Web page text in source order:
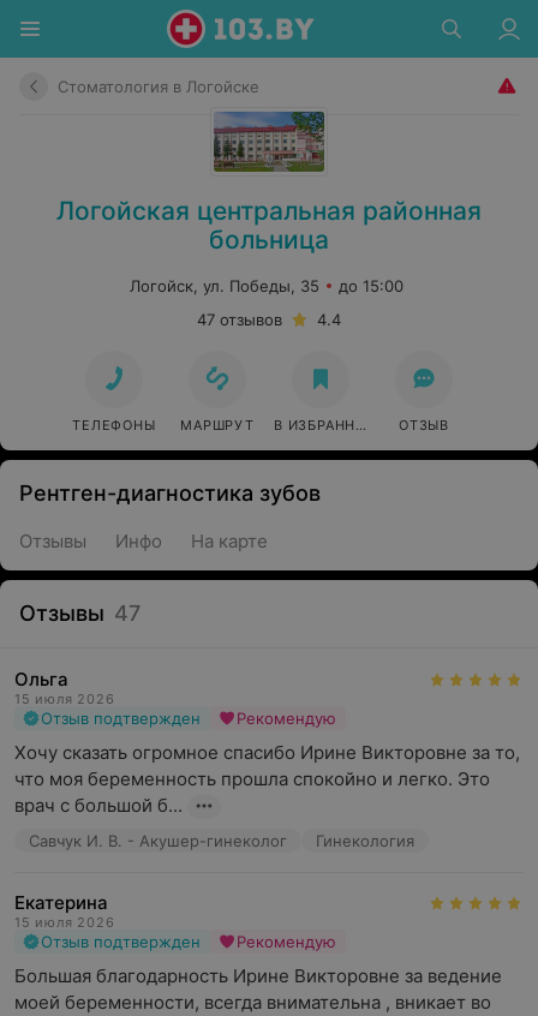
Стоматология в Логойске
Логойская центральная районная
больница
Логойск, ул. Победы, 35
до 15:00
47 отзывов
4.4
ТЕЛЕФОНЫ МАРШРУТ В ИЗБРАННОЕ ОТЗЫВ
Рентген-диагностика зубов
Отзывы Инфо На карте
Отзывы 47
Ольга
15 июля 2026
Отзыв подтвержден Рекомендую
Хочу сказать огромное спасибо Ирине Викторовне за то,
что моя беременность прошла спокойно и легко. Это
врач с большой б...
Савчук И. В. - Акушер-гинеколог Гинекология
Екатерина
15 июля 2026
Отзыв подтвержден Рекомендую
Большая благодарность Ирине Викторовне за ведение
моей беременности, всегда внимательна , вникает во